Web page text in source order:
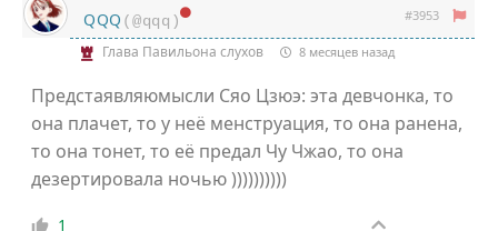
QQQ (@qqq) #3953
Глава Павильона слухов 8 месяцев назад
Предстаявляюмысли Сяо Цзюэ: эта девчонка, то
она плачет, то у неё менструация, то она ранена,
то она тонет, то её предал Чу Чжао, то она
дезертировала ночью ))))))))))
1